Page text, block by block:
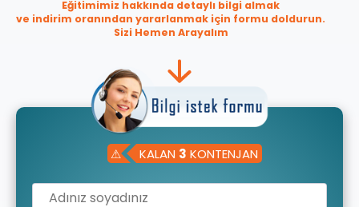
Eğitimimiz hakkında detaylı bilgi almak
ve indirim oranından yararlanmak için formu doldurun.
Sizi Hemen Arayalım
⚠ KALAN 3 KONTENJAN